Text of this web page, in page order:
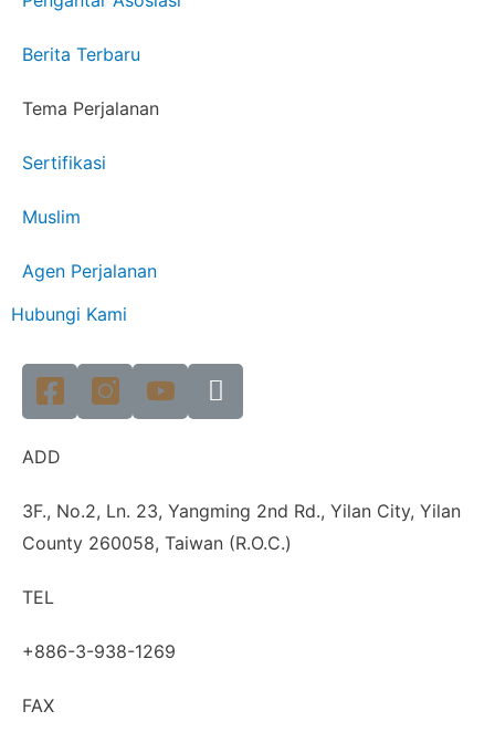
Berita Terbaru
Tema Perjalanan
Sertifikasi
Muslim
Agen Perjalanan
Hubungi Kami
ADD
3F., No.2, Ln. 23, Yangming 2nd Rd., Yilan City, Yilan
County 260058, Taiwan (R.O.C.)
TEL
+886-3-938-1269
FAX